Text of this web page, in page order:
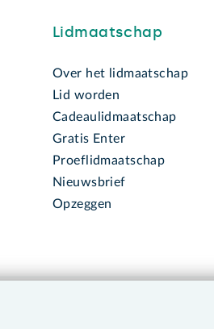
Lidmaatschap
Over het lidmaatschap
Lid worden
Cadeaulidmaatschap
Gratis Enter
Proeflidmaatschap
Nieuwsbrief
Opzeggen